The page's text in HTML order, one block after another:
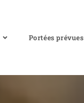
Portées prévues